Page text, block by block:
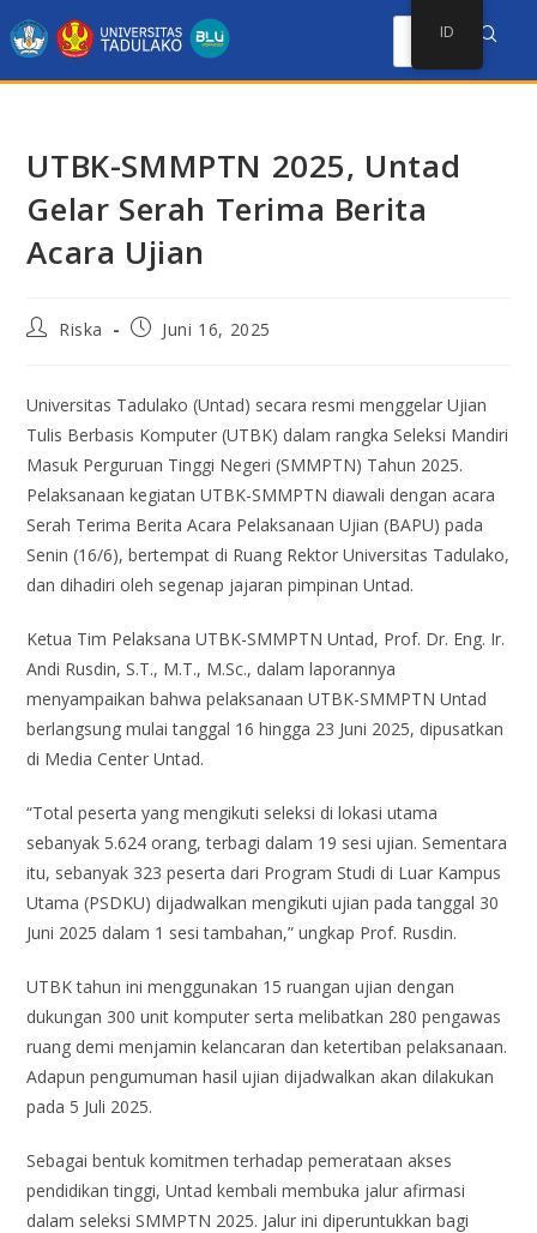
UTBK-SMMPTN 2025, Untad
Gelar Serah Terima Berita
Acara Ujian
Riska Juni 16, 2025
Universitas Tadulako (Untad) secara resmi menggelar Ujian
Tulis Berbasis Komputer (UTBK) dalam rangka Seleksi Mandiri
Masuk Perguruan Tinggi Negeri (SMMPTN) Tahun 2025.
Pelaksanaan kegiatan UTBK-SMMPTN diawali dengan acara
Serah Terima Berita Acara Pelaksanaan Ujian (BAPU) pada
Senin (16/6), bertempat di Ruang Rektor Universitas Tadulako,
dan dihadiri oleh segenap jajaran pimpinan Untad.
Ketua Tim Pelaksana UTBK-SMMPTN Untad, Prof. Dr. Eng. Ir.
Andi Rusdin, S.T., M.T., M.Sc., dalam laporannya
menyampaikan bahwa pelaksanaan UTBK-SMMPTN Untad
berlangsung mulai tanggal 16 hingga 23 Juni 2025, dipusatkan
di Media Center Untad.
“Total peserta yang mengikuti seleksi di lokasi utama
sebanyak 5.624 orang, terbagi dalam 19 sesi ujian. Sementara
itu, sebanyak 323 peserta dari Program Studi di Luar Kampus
Utama (PSDKU) dijadwalkan mengikuti ujian pada tanggal 30
Juni 2025 dalam 1 sesi tambahan,” ungkap Prof. Rusdin.
UTBK tahun ini menggunakan 15 ruangan ujian dengan
dukungan 300 unit komputer serta melibatkan 280 pengawas
ruang demi menjamin kelancaran dan ketertiban pelaksanaan.
Adapun pengumuman hasil ujian dijadwalkan akan dilakukan
pada 5 Juli 2025.
Sebagai bentuk komitmen terhadap pemerataan akses
pendidikan tinggi, Untad kembali membuka jalur afirmasi
dalam seleksi SMMPTN 2025. Jalur ini diperuntukkan bagi
ID